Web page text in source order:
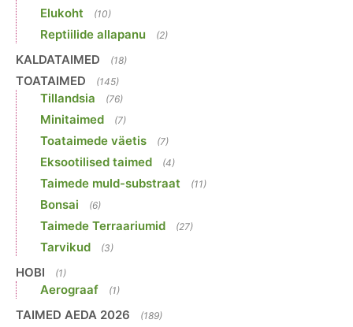
Elukoht (10)
Reptiilide allapanu (2)
KALDATAIMED (18)
TOATAIMED (145)
Tillandsia (76)
Minitaimed (7)
Toataimede väetis (7)
Eksootilised taimed (4)
Taimede muld-substraat (11)
Bonsai (6)
Taimede Terraariumid (27)
Tarvikud (3)
HOBI (1)
Aerograaf (1)
TAIMED AEDA 2026 (189)